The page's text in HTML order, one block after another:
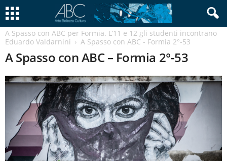
A Spasso con ABC per Formia. L’11 e 12 gli studenti incontrano
Eduardo Valdarnini
A Spasso con ABC - Formia 2°-53
A Spasso con ABC – Formia 2°-53